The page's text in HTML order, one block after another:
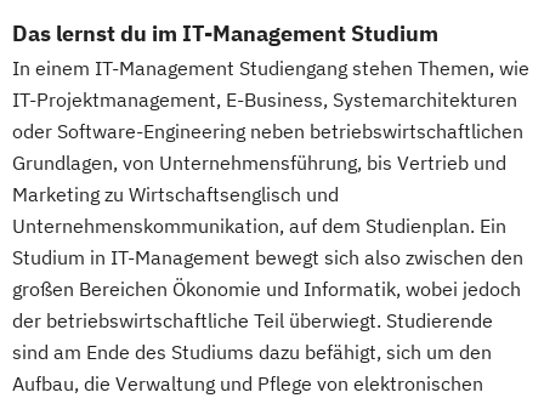
Das lernst du im IT-Management Studium
In einem IT-Management Studiengang stehen Themen, wie
IT-Projektmanagement, E-Business, Systemarchitekturen
oder Software-Engineering neben betriebswirtschaftlichen
Grundlagen, von Unternehmensführung, bis Vertrieb und
Marketing zu Wirtschaftsenglisch und
Unternehmenskommunikation, auf dem Studienplan. Ein
Studium in IT-Management bewegt sich also zwischen den
großen Bereichen Ökonomie und Informatik, wobei jedoch
der betriebswirtschaftliche Teil überwiegt. Studierende
sind am Ende des Studiums dazu befähigt, sich um den
Aufbau, die Verwaltung und Pflege von elektronischen